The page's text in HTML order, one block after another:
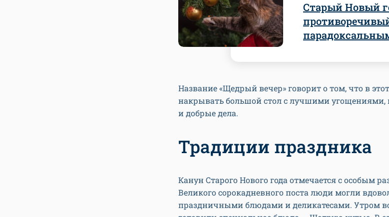
Старый Новый
Название «Щедрый вечер» говорит о том, что в
накрывать большой стол с лучшими угощениями,
и добрые дела.
Традиции праздника
Канун Старого Нового года отмечается с особым
Великого сорокадневного поста люди могли
праздничными блюдами и деликатесами. Утром